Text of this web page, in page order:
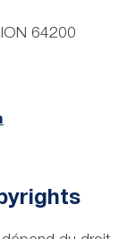
64200